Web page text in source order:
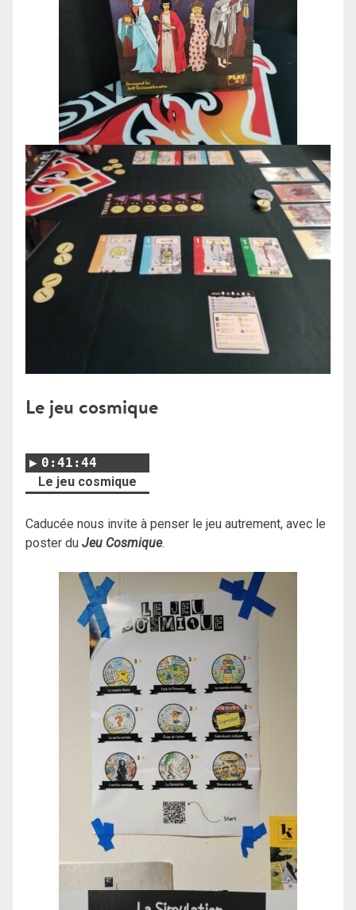
Le jeu cosmique
0:41:44
Le jeu cosmique
Caducée nous invite à penser le jeu autrement, avec le
poster du Jeu Cosmique.